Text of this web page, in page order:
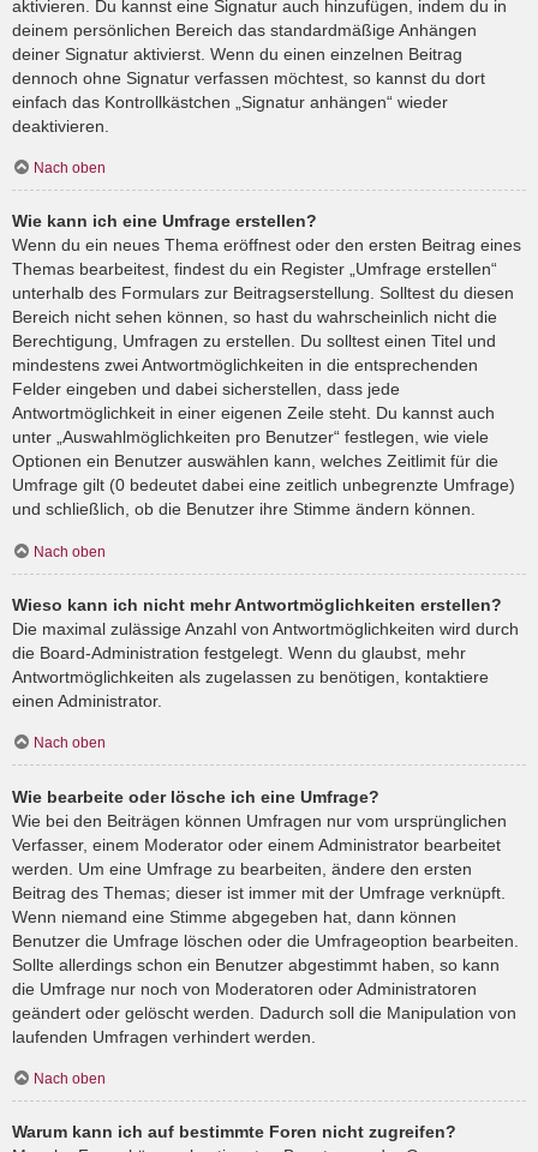
aktivieren. Du kannst eine Signatur auch hinzufügen, indem du in
deinem persönlichen Bereich das standardmäßige Anhängen
deiner Signatur aktivierst. Wenn du einen einzelnen Beitrag
dennoch ohne Signatur verfassen möchtest, so kannst du dort
einfach das Kontrollkästchen „Signatur anhängen“ wieder
deaktivieren.
Nach oben
Wie kann ich eine Umfrage erstellen?
Wenn du ein neues Thema eröffnest oder den ersten Beitrag eines
Themas bearbeitest, findest du ein Register „Umfrage erstellen“
unterhalb des Formulars zur Beitragserstellung. Solltest du diesen
Bereich nicht sehen können, so hast du wahrscheinlich nicht die
Berechtigung, Umfragen zu erstellen. Du solltest einen Titel und
mindestens zwei Antwortmöglichkeiten in die entsprechenden
Felder eingeben und dabei sicherstellen, dass jede
Antwortmöglichkeit in einer eigenen Zeile steht. Du kannst auch
unter „Auswahlmöglichkeiten pro Benutzer“ festlegen, wie viele
Optionen ein Benutzer auswählen kann, welches Zeitlimit für die
Umfrage gilt (0 bedeutet dabei eine zeitlich unbegrenzte Umfrage)
und schließlich, ob die Benutzer ihre Stimme ändern können.
Nach oben
Wieso kann ich nicht mehr Antwortmöglichkeiten erstellen?
Die maximal zulässige Anzahl von Antwortmöglichkeiten wird durch
die Board-Administration festgelegt. Wenn du glaubst, mehr
Antwortmöglichkeiten als zugelassen zu benötigen, kontaktiere
einen Administrator.
Nach oben
Wie bearbeite oder lösche ich eine Umfrage?
Wie bei den Beiträgen können Umfragen nur vom ursprünglichen
Verfasser, einem Moderator oder einem Administrator bearbeitet
werden. Um eine Umfrage zu bearbeiten, ändere den ersten
Beitrag des Themas; dieser ist immer mit der Umfrage verknüpft.
Wenn niemand eine Stimme abgegeben hat, dann können
Benutzer die Umfrage löschen oder die Umfrageoption bearbeiten.
Sollte allerdings schon ein Benutzer abgestimmt haben, so kann
die Umfrage nur noch von Moderatoren oder Administratoren
geändert oder gelöscht werden. Dadurch soll die Manipulation von
laufenden Umfragen verhindert werden.
Nach oben
Warum kann ich auf bestimmte Foren nicht zugreifen?